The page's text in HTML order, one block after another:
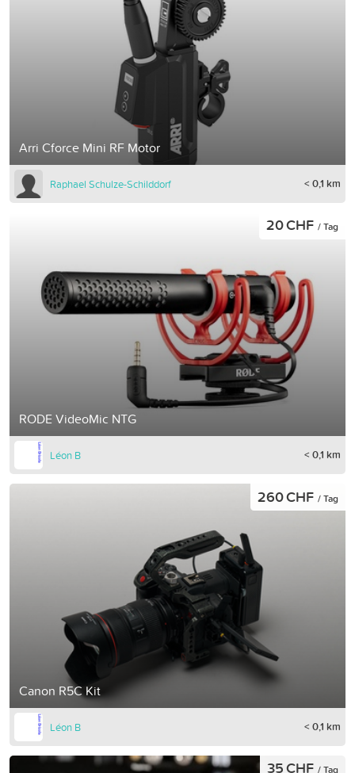
Arri Cforce Mini RF Motor
Raphael Schulze-Schilddorf < 0,1 km
RODE VideoMic NTG
20 CHF / Tag
Léon B < 0,1 km
Canon R5C Kit
260 CHF / Tag
Léon B < 0,1 km
35 CHF / Tag